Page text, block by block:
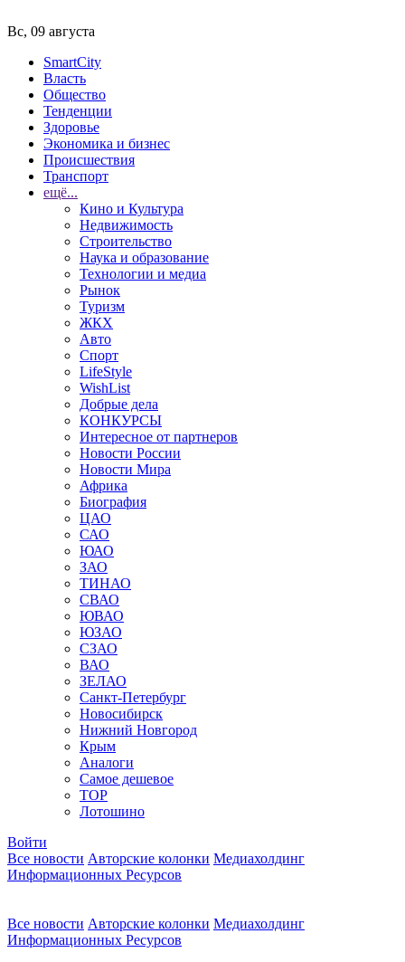
Вс, 09 августа
SmartCity
Власть
Общество
Тенденции
Здоровье
Экономика и бизнес
Происшествия
Транспорт
ещё...
Кино и Культура
Недвижимость
Строительство
Наука и образование
Технологии и медиа
Рынок
Туризм
ЖКХ
Авто
Спорт
LifeStyle
WishList
Добрые дела
КОНКУРСЫ
Интересное от партнеров
Новости России
Новости Мира
Африка
Биография
ЦАО
САО
ЮАО
ЗАО
ТИНАО
СВАО
ЮВАО
ЮЗАО
СЗАО
ВАО
ЗЕЛАО
Санкт-Петербург
Новосибирск
Нижний Новгород
Крым
Аналоги
Самое дешевое
TOP
Лотошино
Войти
Все новости Авторские колонки Медиахолдинг
Информационных Ресурсов
Все новости Авторские колонки Медиахолдинг
Информационных Ресурсов